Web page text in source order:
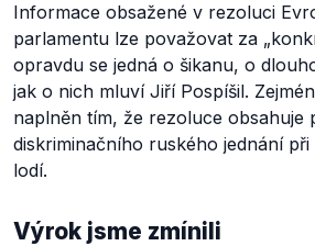
Informace obsažené v rezoluci
parlamentu lze považovat za
opravdu se jedná o šikanu, o
jak o nich mluví Jiří Pospíšil.
naplněn tím, že rezoluce obsahuje
diskriminačního ruského jednání
lodí.
Výrok jsme zmínili